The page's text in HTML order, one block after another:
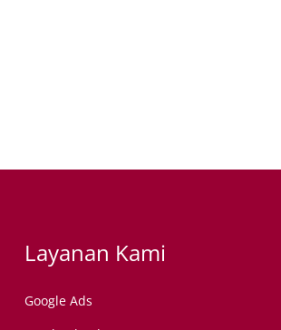
Layanan Kami
Google Ads